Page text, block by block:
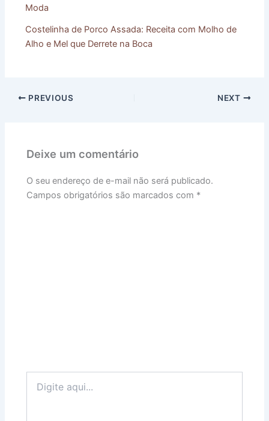
Moda
Costelinha de Porco Assada: Receita com Molho de
Alho e Mel que Derrete na Boca
PREVIOUS NEXT
Deixe um comentário
O seu endereço de e-mail não será publicado.
Campos obrigatórios são marcados com *
aqui...